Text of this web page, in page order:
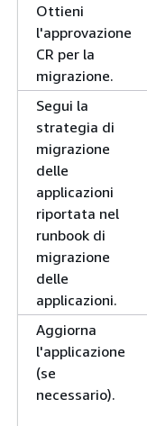
Ottieni
l'approvazione
CR per la
migrazione.
Segui la
strategia di
migrazione
delle
applicazioni
riportata nel
runbook di
migrazione
delle
applicazioni.
Aggiorna
l'applicazione
(se
necessario).